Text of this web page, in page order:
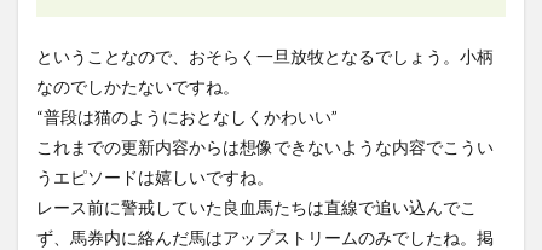
ということなので、おそらく一旦放牧となるでしょう。小柄
なのでしかたないですね。
“普段は猫のようにおとなしくかわいい”
これまでの更新内容からは想像できないような内容でこうい
うエピソードは嬉しいですね。
レース前に警戒していた良血馬たちは直線で追い込んでこ
ず、馬券内に絡んだ馬はアップストリームのみでしたね。掲